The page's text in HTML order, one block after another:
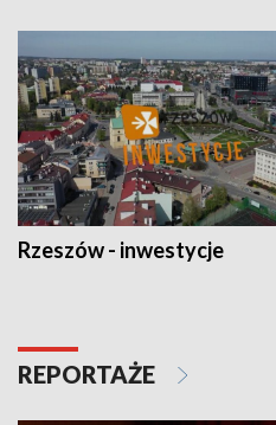
Rzeszów - inwestycje
REPORTAŻE